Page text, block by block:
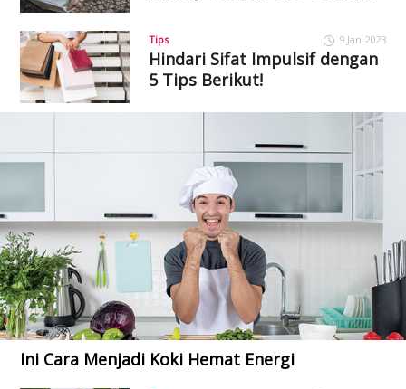
Tips 9 Jan 2023
Hindari Sifat Impulsif dengan
5 Tips Berikut!
Ini Cara Menjadi Koki Hemat Energi